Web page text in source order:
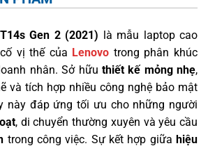
Gen 2 (2021) là mẫu laptop cao
vị thế của Lenovo trong phân khúc
nhân. Sở hữu thiết kế mỏng nhẹ,
và tích hợp nhiều công nghệ bảo mật
này đáp ứng tối ưu cho những người
, di chuyển thường xuyên và yêu cầu
trong công việc. Sự kết hợp giữahiệu